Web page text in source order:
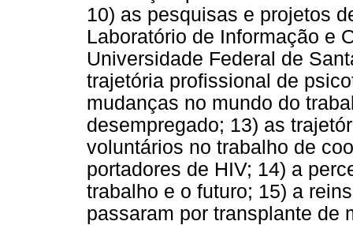
10) as pesquisas e projetos
Laboratório de Informação e
Universidade Federal de
trajetória profissional de
mudanças no mundo do
desempregado; 13) as
voluntários no trabalho de
portadores de HIV; 14) a
trabalho e o futuro; 15) a
passaram por transplante de